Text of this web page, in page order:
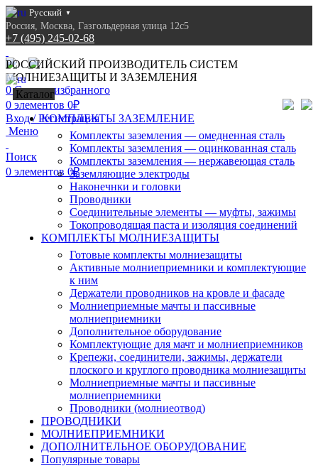
Русский ▼
Россия, Москва, Газгольдерная улица 12с5
+7 (495) 245-02-68
Русский ▼
8 (495) 245-02-68
РОССИЙСКИЙ ПРОИЗВОДИТЕЛЬ СИСТЕМ
МОЛНИЕЗАЩИТЫ И ЗАЗЕМЛЕНИЯ
0Список избранного
0 элементов 0₽
Вход / Регистрация
Меню
Поиск
0 элементов 0₽
Каталог
КОМПЛЕКТЫ ЗАЗЕМЛЕНИЕ
Комплекты заземления — омедненная сталь
Комплекты заземления — оцинкованная сталь
Комплекты заземления — нержавеющая сталь
Заземляющие электроды
Наконечнки и головки
Проводники
Соединительные элементы — муфты, зажимы
Токопроводящая паста и изоляция соединений
КОМПЛЕКТЫ МОЛНИЕЗАЩИТЫ
Готовые комплекты молниезащиты
Активные молниеприемники и комплектующие
к ним
Держатели проводников на кровле и фасаде
Молниеприемные мачты и пассивные
молниеприемники
Дополнительное оборудование
Комплектующие для мачт и молниеприемников
Крепежи, соединители, зажимы, держатели
плоского и круглого проводника молниезащиты
Молниеприемные мачты и пассивные
молниеприемники
Проводники (молниеотвод)
ПРОВОДНИКИ
МОЛНИЕПРИЕМНИКИ
ДОПОЛНИТЕЛЬНОЕ ОБОРУДОВАНИЕ
Популярные товары